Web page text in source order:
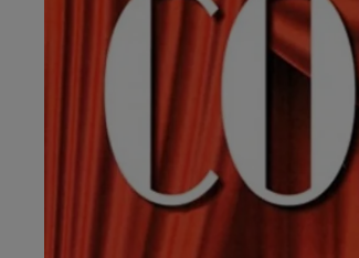
0h00 - 8h00
Les hits de Canal